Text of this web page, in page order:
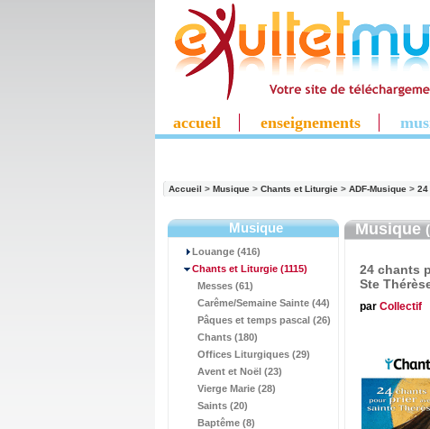
accueil enseignements
Accueil > Musique > Chants et Liturgie > ADF-Musique > 24
Musique
Louange (416)
Chants et Liturgie (1115)
Messes (61)
Carême/Semaine Sainte (44)
Pâques et temps pascal (26)
Chants (180)
Offices Liturgiques (29)
Avent et Noël (23)
Vierge Marie (28)
Saints (20)
Baptême (8)
Musique
24 chants
Ste
par Collectif